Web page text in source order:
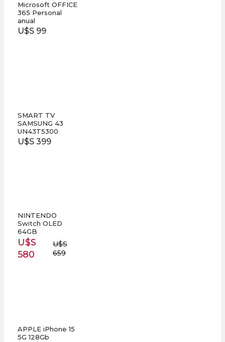
Microsoft OFFICE
365 Personal
anual
U$S 99
SMART TV
SAMSUNG 43
UN43T5300
U$S 399
NINTENDO
Switch OLED
64GB
U$S
580
U$S
659
APPLE iPhone 15
5G 128Gb